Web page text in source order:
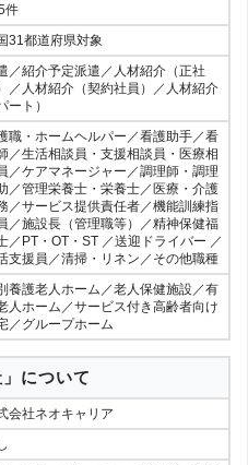
件
31都道府県対象
／紹介予定派遣／人材紹介（正社
／人材紹介（契約社員）／人材紹介
ート）
職・ホームヘルパー／看護助手／看
／生活相談員・支援相談員・医療相
／ケアマネージャー／調理師・調理
／管理栄養士・栄養士／医療・介護
／サービス提供責任者／機能訓練指
／施設長（管理職等）／精神保健福
／PT・OT・ST ／送迎ドライバー ／
支援員／清掃・リネン／その他職種
養護老人ホーム／老人保健施設／有
人ホーム／サービス付き高齢者向け
／グループホーム
」について
会社ネオキャリア